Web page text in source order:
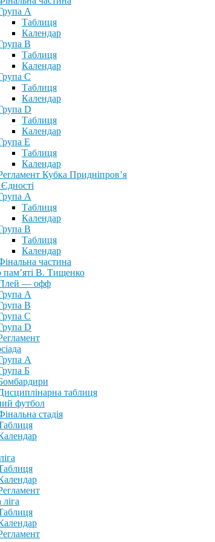
А
Таблиця
Календар
В
Таблиця
Календар
С
Таблиця
Календар
D
Таблиця
Календар
Е
Таблиця
Календар
Кубка Придніпров’я
А
Таблиця
Календар
В
Таблиця
Календар
частина
пам’яті В. Тищенко
— офф
А
B
С
D
А
Б
таблиця
футбол
стадія